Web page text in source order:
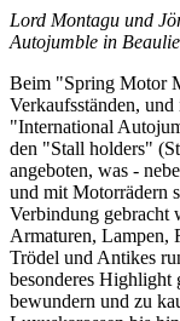
Lord Montagu und
Autojumble in
Beim "Spring Motor
Verkaufsständen,
"International
den "Stall holders"
angeboten, was -
und mit Motorrädern
Verbindung gebracht
Armaturen, Lampen,
Trödel und Antikes
besonderes Highlight
bewundern und zu